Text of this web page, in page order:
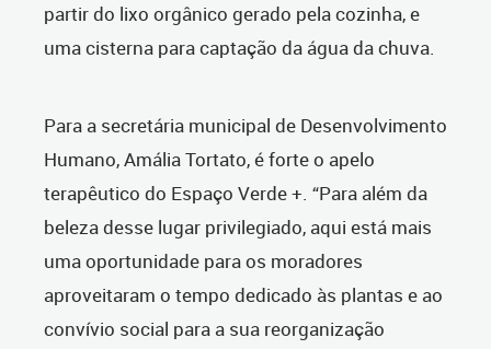
partir do lixo orgânico gerado pela cozinha, e
uma cisterna para captação da água da chuva.
Para a secretária municipal de Desenvolvimento
Humano, Amália Tortato, é forte o apelo
terapêutico do Espaço Verde +. “Para além da
beleza desse lugar privilegiado, aqui está mais
uma oportunidade para os moradores
aproveitaram o tempo dedicado às plantas e ao
convívio social para a sua reorganização